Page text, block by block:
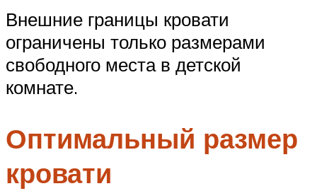
Внешние границы кровати
ограничены только размерами
свободного места в детской
комнате.
Оптимальный размер
кровати